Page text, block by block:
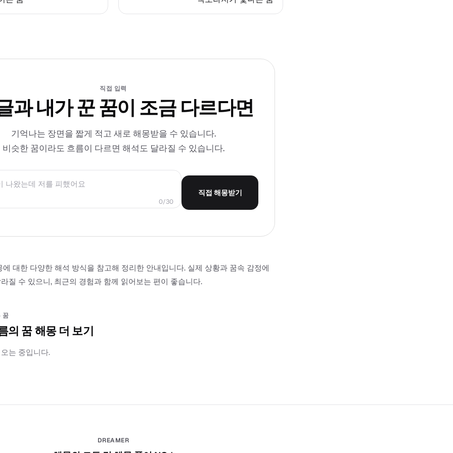
직접 입력
과 내가 꾼 꿈이 조금 다르다면
기억나는 장면을 짧게 적고 새로 해몽받을 수 있습니다.
비슷한 꿈이라도 흐름이 다르면 해석도 달라질 수 있습니다.
0/30
직접 해몽받기
에 대한 다양한 해석 방식을 참고해 정리한 안내입니다. 실제 상황과 꿈속 감정에
질 수 있으니, 최근의 경험과 함께 읽어보는 편이 좋습니다.
꿈
의 꿈 해몽 더 보기
는 중입니다.
DREAMER